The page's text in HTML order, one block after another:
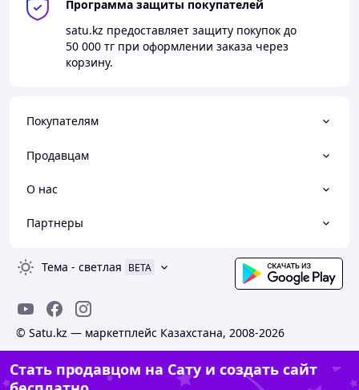
Программа защиты покупателей
satu.kz предоставляет защиту покупок до
50 000 тг при оформлении заказа через
корзину.
Покупателям
Продавцам
О нас
Партнеры
Тема - светлая BETA
© Satu.kz — маркетплейс Казахстана, 2008-2026
Стать продавцом на Сату и создать сайт